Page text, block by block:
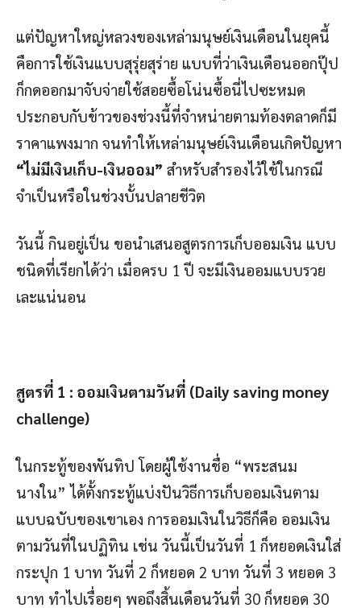
แต่ปัญหาใหญ่หลวงของเหล่ามนุษย์เงินเดือนในยุคนี้
คือการใช้เงินแบบสุรุ่ยสุร่าย แบบที่ว่าเงินเดือนออกปุ๊ป
ก็กดออกมาจับจ่ายใช้สอยซื้อโน่นซื้อนี่ไปซะหมด
ประกอบกับข้าวของช่วงนี้ที่จำหน่ายตามท้องตลาดก็มี
ราคาแพงมาก จนทำให้เหล่ามนุษย์เงินเดือนเกิดปัญหา
“ไม่มีเงินเก็บ-เงินออม” สำหรับสำรองไว้ใช้ในกรณี
จำเป็นหรือในช่วงบั้นปลายชีวิต
วันนี้ กินอยู่เป็น ขอนำเสนอสูตรการเก็บออมเงิน แบบ
ชนิดที่เรียกได้ว่า เมื่อครบ 1 ปี จะมีเงินออมแบบรวย
เละแน่นอน
สูตรที่ 1 : ออมเงินตามวันที่ (Daily saving money
challenge)
ในกระทู้ของพันทิป โดยผู้ใช้งานชื่อ “พระสนม
นางใน” ได้ตั้งกระทู้แบ่งปันวิธีการเก็บออมเงินตาม
แบบฉบับของเขาเอง การออมเงินในวิธีก็คือ ออมเงิน
ตามวันที่ในปฏิทิน เช่น วันนี้เป็นวันที่ 1 ก็หยอดเงินใส่
กระปุก 1 บาท วันที่ 2 ก็หยอด 2 บาท วันที่ 3 หยอด 3
บาท ทำไปเรื่อยๆ พอถึงสิ้นเดือนวันที่ 30 ก็หยอด 30